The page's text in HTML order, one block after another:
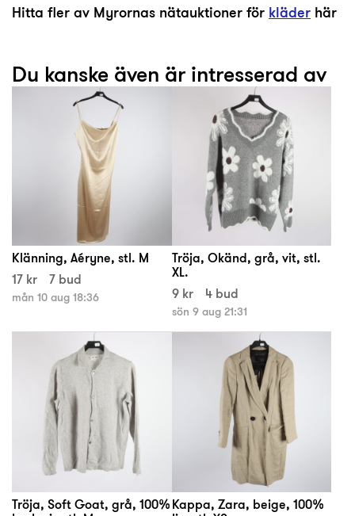
Hitta fler av Myrornas nätauktioner för kläder här
Du kanske även är intresserad av
Klänning, Aéryne, stl. M
17 kr
7 bud
mån 10 aug 18:36
Tröja, Okänd, grå, vit, stl.
XL.
9 kr
4 bud
sön 9 aug 21:31
Tröja, Soft Goat, grå, 100%Kappa, Zara, beige, 100%